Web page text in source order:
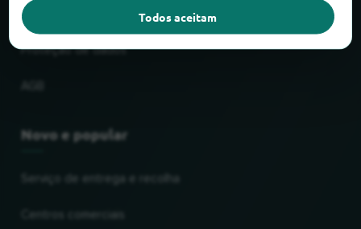
Impressão
Proteção de dados
Novo e popular
Todos aceitam